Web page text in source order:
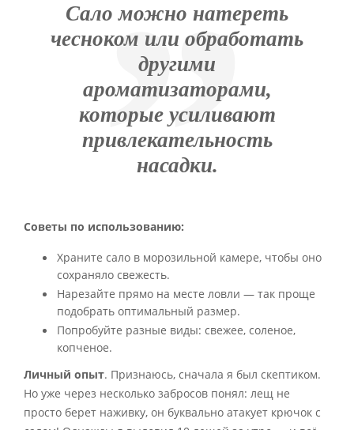
Сало можно натереть
чесноком или обработать
другими
ароматизаторами,
которые усиливают
привлекательность
насадки.
Советы по использованию:
Храните сало в морозильной камере, чтобы оно
сохраняло свежесть.
Нарезайте прямо на месте ловли — так проще
подобрать оптимальный размер.
Попробуйте разные виды: свежее, соленое,
копченое.
Личный опыт. Признаюсь, сначала я был скептиком.
Но уже через несколько забросов понял: лещ не
просто берет наживку, он буквально атакует крючок с